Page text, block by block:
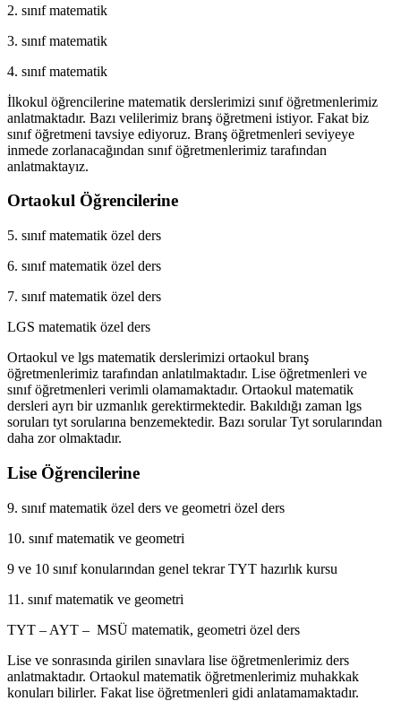
2. sınıf matematik
3. sınıf matematik
4. sınıf matematik
İlkokul öğrencilerine matematik derslerimizi sınıf öğretmenlerimiz
anlatmaktadır. Bazı velilerimiz branş öğretmeni istiyor. Fakat biz
sınıf öğretmeni tavsiye ediyoruz. Branş öğretmenleri seviyeye
inmede zorlanacağından sınıf öğretmenlerimiz tarafından
anlatmaktayız.
Ortaokul Öğrencilerine
5. sınıf matematik özel ders
6. sınıf matematik özel ders
7. sınıf matematik özel ders
LGS matematik özel ders
Ortaokul ve lgs matematik derslerimizi ortaokul branş
öğretmenlerimiz tarafından anlatılmaktadır. Lise öğretmenleri ve
sınıf öğretmenleri verimli olamamaktadır. Ortaokul matematik
dersleri ayrı bir uzmanlık gerektirmektedir. Bakıldığı zaman lgs
soruları tyt sorularına benzemektedir. Bazı sorular Tyt sorularından
daha zor olmaktadır.
Lise Öğrencilerine
9. sınıf matematik özel ders ve geometri özel ders
10. sınıf matematik ve geometri
9 ve 10 sınıf konularından genel tekrar TYT hazırlık kursu
11. sınıf matematik ve geometri
TYT – AYT – MSÜ matematik, geometri özel ders
Lise ve sonrasında girilen sınavlara lise öğretmenlerimiz ders
anlatmaktadır. Ortaokul matematik öğretmenlerimiz muhakkak
konuları bilirler. Fakat lise öğretmenleri gidi anlatamamaktadır.